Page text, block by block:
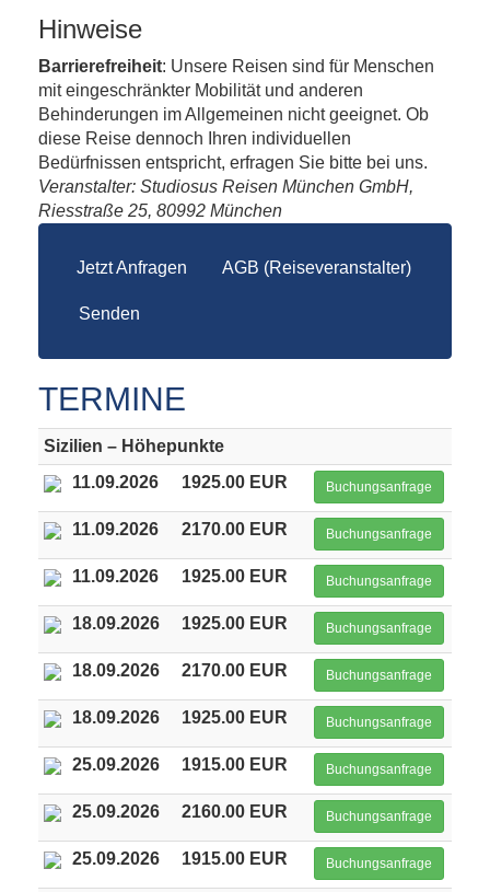
Hinweise
Barrierefreiheit: Unsere Reisen sind für Menschen
mit eingeschränkter Mobilität und anderen
Behinderungen im Allgemeinen nicht geeignet. Ob
diese Reise dennoch Ihren individuellen
Bedürfnissen entspricht, erfragen Sie bitte bei uns.
Veranstalter: Studiosus Reisen München GmbH,
Riesstraße 25, 80992 München
Jetzt Anfragen AGB (Reiseveranstalter)
Senden
TERMINE
Sizilien – Höhepunkte
11.09.2026
1925.00 EUR Buchungsanfrage
11.09.2026 2170.00 EUR Buchungsanfrage
11.09.2026 1925.00 EUR Buchungsanfrage
18.09.2026 1925.00 EUR Buchungsanfrage
18.09.2026 2170.00 EUR Buchungsanfrage
18.09.2026 1925.00 EUR Buchungsanfrage
25.09.2026 1915.00 EUR Buchungsanfrage
25.09.2026 2160.00 EUR Buchungsanfrage
25.09.2026 1915.00 EUR Buchungsanfrage